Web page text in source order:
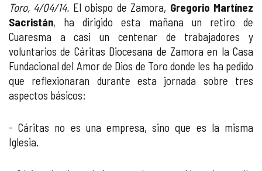
Toro, 4/04/14. El obispo de Zamora, Gregorio Martínez
Sacristán, ha dirigido esta mañana un retiro de
Cuaresma a casi un centenar de trabajadores y
voluntarios de Cáritas Diocesana de Zamora en la Casa
Fundacional del Amor de Dios de Toro donde les ha pedido
que reflexionaran durante esta jornada sobre tres
aspectos básicos:
- Cáritas no es una empresa, sino que es la misma
Iglesia.